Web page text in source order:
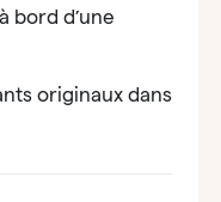
bord d’une
originaux dans